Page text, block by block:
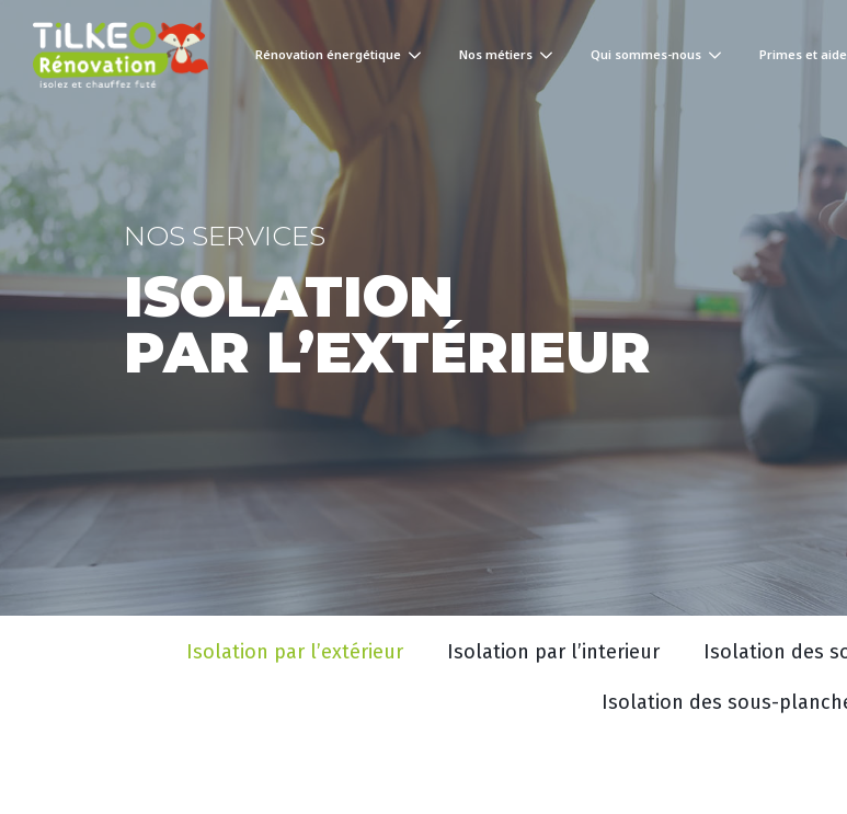
Rénovation énergétique Nos métiers Qui sommes-nous Primes et
ISOLATION
PAR L’EXTÉRIEUR
NOS SERVICES
Isolation par l’extérieur Isolation par l’interieur Isolation des
Isolation des sous-